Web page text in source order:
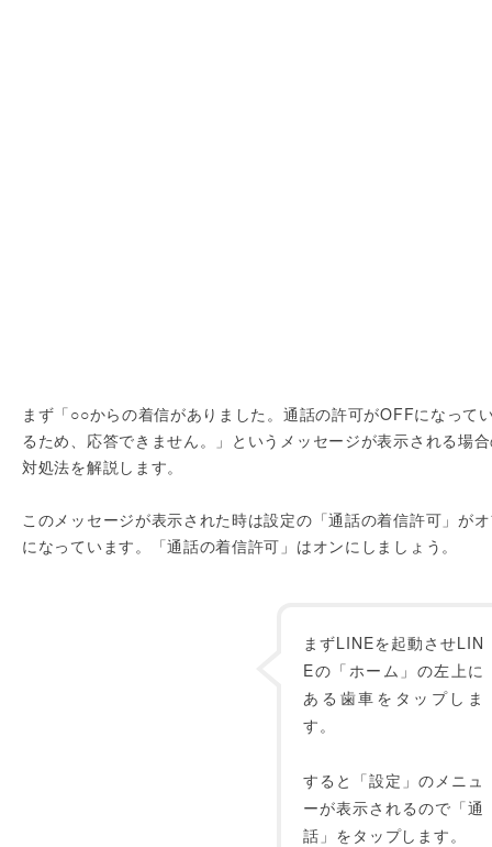
まず「○○からの着信がありました。通話の許可がOFFになって
るため、応答できません。」というメッセージが表示される場
対処法を解説します。
このメッセージが表示された時は設定の「通話の着信許可」が
になっています。「通話の着信許可」はオンにしましょう。
まずLINEを起動させLIN
Eの「ホーム」の左上に
ある歯車をタップしま
す。
すると「設定」のメニュ
ーが表示されるので「通
話」をタップします。